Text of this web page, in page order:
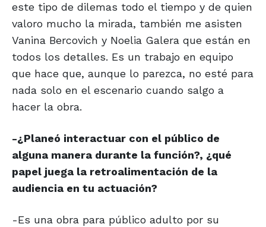
este tipo de dilemas todo el tiempo y de quien
valoro mucho la mirada, también me asisten
Vanina Bercovich y Noelia Galera que están en
todos los detalles. Es un trabajo en equipo
que hace que, aunque lo parezca, no esté para
nada solo en el escenario cuando salgo a
hacer la obra.
-¿Planeó interactuar con el público de
alguna manera durante la función?, ¿qué
papel juega la retroalimentación de la
audiencia en tu actuación?
-Es una obra para público adulto por su